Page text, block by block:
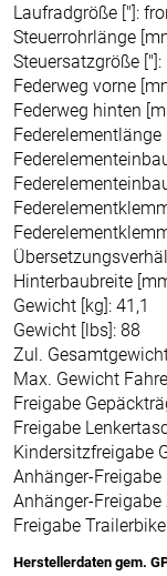
Laufradgröße ["]:
Steuerrohrlänge
Steuersatzgröße
Federweg vorne
Federweg hinten
Hinterbaubreite
Gewicht [kg]: 41,1
Gewicht [lbs]: 88
Zul.
Max. Gewicht
Freigabe
Freigabe
Kindersitzfreigabe
Anhänger-Freigabe
Anhänger-Freigabe
Freigabe
Herstellerdaten gem.